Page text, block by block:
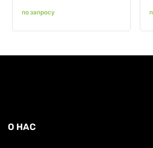
по запросу
О НАС